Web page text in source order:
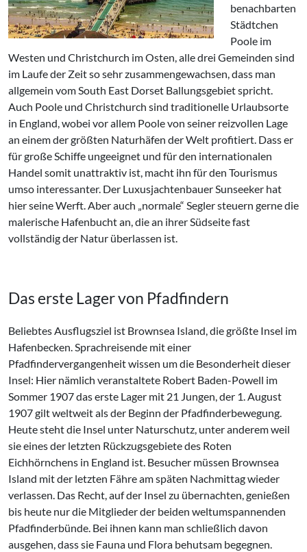
benachbarten
Städtchen
Poole im
Westen und Christchurch im Osten, alle drei Gemeinden sind
im Laufe der Zeit so sehr zusammengewachsen, dass man
allgemein vom South East Dorset Ballungsgebiet spricht.
Auch Poole und Christchurch sind traditionelle Urlaubsorte
in England, wobei vor allem Poole von seiner reizvollen Lage
an einem der größten Naturhäfen der Welt profitiert. Dass er
für große Schiffe ungeeignet und für den internationalen
Handel somit unattraktiv ist, macht ihn für den Tourismus
umso interessanter. Der Luxusjachtenbauer Sunseeker hat
hier seine Werft. Aber auch „normale“ Segler steuern gerne die
malerische Hafenbucht an, die an ihrer Südseite fast
vollständig der Natur überlassen ist.
Das erste Lager von Pfadfindern
Beliebtes Ausflugsziel ist Brownsea Island, die größte Insel im
Hafenbecken. Sprachreisende mit einer
Pfadfindervergangenheit wissen um die Besonderheit dieser
Insel: Hier nämlich veranstaltete Robert Baden-Powell im
Sommer 1907 das erste Lager mit 21 Jungen, der 1. August
1907 gilt weltweit als der Beginn der Pfadfinderbewegung.
Heute steht die Insel unter Naturschutz, unter anderem weil
sie eines der letzten Rückzugsgebiete des Roten
Eichhörnchens in England ist. Besucher müssen Brownsea
Island mit der letzten Fähre am späten Nachmittag wieder
verlassen. Das Recht, auf der Insel zu übernachten, genießen
bis heute nur die Mitglieder der beiden weltumspannenden
Pfadfinderbünde. Bei ihnen kann man schließlich davon
ausgehen, dass sie Fauna und Flora behutsam begegnen.